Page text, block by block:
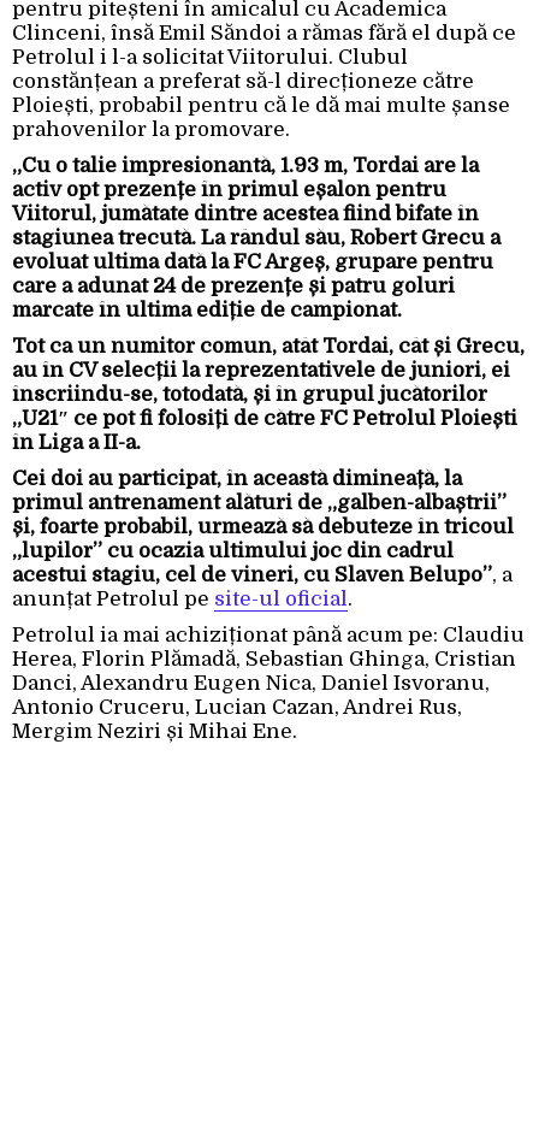
pentru piteșteni în amicalul cu Academica
Clinceni, însă Emil Săndoi a rămas fără el după ce
Petrolul i l-a solicitat Viitorului. Clubul
constănțean a preferat să-l direcționeze către
Ploiești, probabil pentru că le dă mai multe șanse
prahovenilor la promovare.
„Cu o talie impresionantă, 1.93 m, Tordai are la
activ opt prezențe în primul eșalon pentru
Viitorul, jumătate dintre acestea fiind bifate în
stagiunea trecută. La rândul său, Robert Grecu a
evoluat ultima dată la FC Argeș, grupare pentru
care a adunat 24 de prezențe și patru goluri
marcate în ultima ediție de campionat.
Tot ca un numitor comun, atât Tordai, cât și Grecu,
au în CV selecții la reprezentativele de juniori, ei
înscriindu-se, totodată, și în grupul jucătorilor
„U21″ ce pot fi folosiți de către FC Petrolul Ploiești
în Liga a II-a.
Cei doi au participat, în această dimineață, la
primul antrenament alături de „galben-albaștrii”
și, foarte probabil, urmează să debuteze în tricoul
„lupilor” cu ocazia ultimului joc din cadrul
acestui stagiu, cel de vineri, cu Slaven Belupo”, a
anunțat Petrolul pe site-ul oficial.
Petrolul ia mai achiziționat până acum pe: Claudiu
Herea, Florin Plămadă, Sebastian Ghinga, Cristian
Danci, Alexandru Eugen Nica, Daniel Isvoranu,
Antonio Cruceru, Lucian Cazan, Andrei Rus,
Mergim Neziri și Mihai Ene.